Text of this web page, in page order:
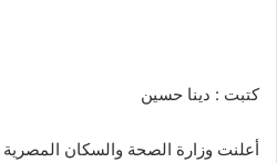
كتبت : دينا حسين
أعلنت وزارة الصحة والسكان